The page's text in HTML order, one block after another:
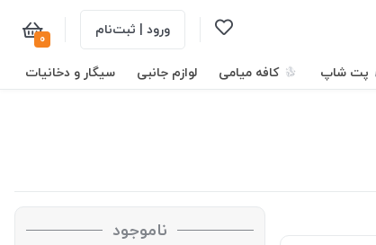
ورود | ثبت‌نام 0
پت شاپ کافه میامی لوازم جانبی سیگار و دخانیات
ناموجود